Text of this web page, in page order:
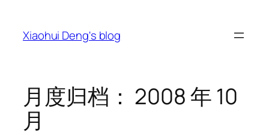
Xiaohui Deng's blog
月度归档： 2008 年 10
月